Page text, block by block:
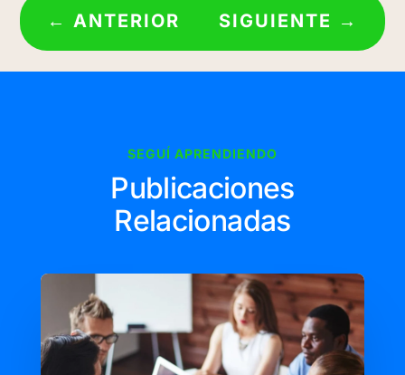
←ANTERIOR SIGUIENTE →
SEGUÍ APRENDIENDO
Publicaciones
Relacionadas